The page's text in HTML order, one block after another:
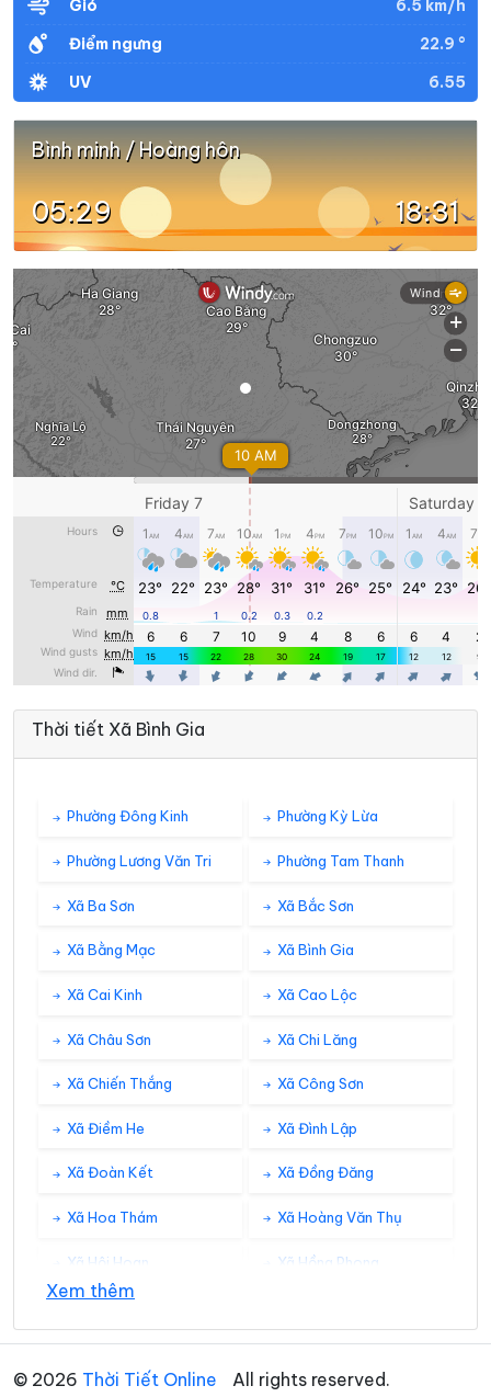
Gió
6.5 km/h
Điểm ngưng
22.9 °
UV
6.55
Bình minh / Hoàng hôn
05:29 18:31
Thời tiết Xã Bình Gia
Phường Đông Kinh Phường Kỳ Lừa
Phường Lương Văn Tri Phường Tam Thanh
Xã Ba Sơn Xã Bắc Sơn
Xã Bằng Mạc Xã Bình Gia
Xã Cai Kinh Xã Cao Lộc
Xã Châu Sơn Xã Chi Lăng
Xã Chiến Thắng Xã Công Sơn
Xã Điềm He Xã Đình Lập
Xã Đoàn Kết Xã Đồng Đăng
Xã Hoa Thám Xã Hoàng Văn Thụ
Xã Hội Hoan Xã Hồng Phong
Xem thêm
© 2026 Thời Tiết Online All rights reserved.